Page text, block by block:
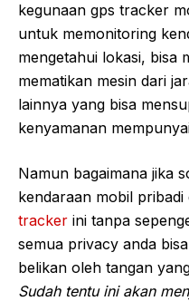
kegunaan gps tracker
untuk memonitoring
mengetahui lokasi, bisa
mematikan mesin dari
lainnya yang bisa
kenyamanan
Namun bagaimana jika
kendaraan mobil pribadi
tracker ini tanpa
semua privacy anda
belikan oleh tangan
Sudah tentu ini akan